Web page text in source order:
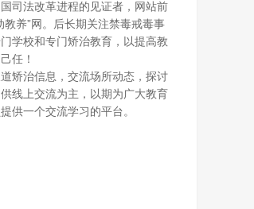
法改革进程的见证者，网站前
教养”网。后长期关注禁毒戒毒事
学校和专门矫治教育，以提高教
任！
治信息，交流场所动态，探讨
线上交流为主，以期为广大教育
供一个交流学习的平台。